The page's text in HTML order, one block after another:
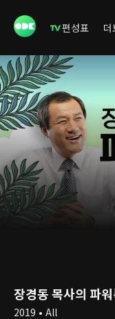
편성표 더
장경동 목사의 파
2019 • All